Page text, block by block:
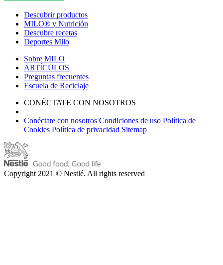
Descubrir productos
MILO® y Nutrición
Descubre recetas
Deportes Milo
Sobre MILO
ARTÍCULOS
Preguntas frecuentes
Escuela de Reciclaje
CONÉCTATE CON NOSOTROS
Conéctate con nosotros Condiciones de uso Política de
Cookies Política de privacidad Sitemap
Copyright 2021 © Nestlé. All rights reserved